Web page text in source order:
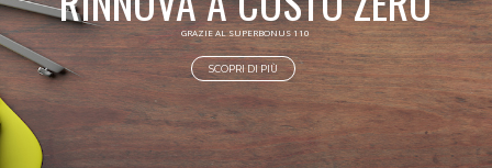
SCOPRI DI PIÙ